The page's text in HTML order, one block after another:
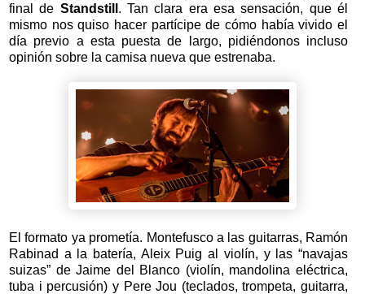
final de Standstill .Tan clara era esa sensación, que él
mismo nos quiso hacer partícipe de cómo había vivido el
día previo a esta puesta de largo, pidiéndonos incluso
opinión sobre la camisa nueva que estrenaba.
El formato ya prometía. Montefusco a las guitarras, Ramón
Rabinad a la batería, Aleix Puig al violín, y las “navajas
suizas” de Jaime del Blanco (violín, mandolina eléctrica,
tuba i percusión) y Pere Jou (teclados, trompeta, guitarra,